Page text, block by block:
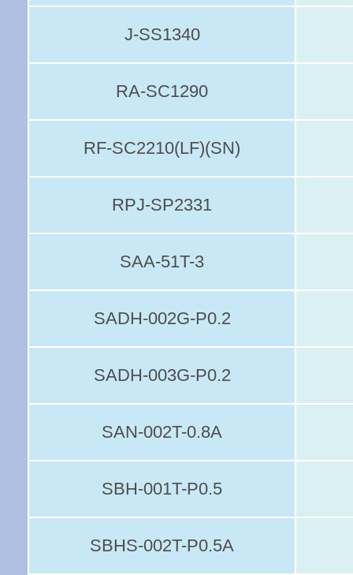
J-SS1340
RA-SC1290
RF-SC2210(LF)(SN)
RPJ-SP2331
SAA-51T-3
SADH-002G-P0.2
SADH-003G-P0.2
SAN-002T-0.8A
SBH-001T-P0.5
SBHS-002T-P0.5A